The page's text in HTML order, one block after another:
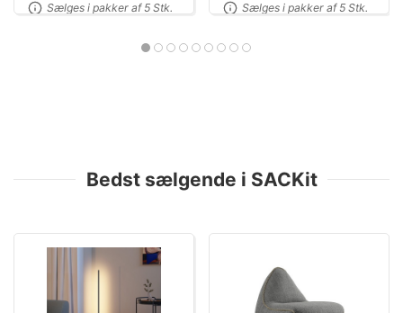
Sælges i pakker af 5 Stk.
Sælges i pakker af 5 Stk.
Bedst sælgende i SACKit